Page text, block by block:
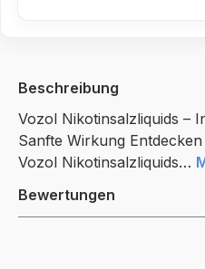
Beschreibung
Vozol Nikotinsalzliquids –
Sanfte Wirkung
Vozol Nikotinsalzliquids…
Bewertungen